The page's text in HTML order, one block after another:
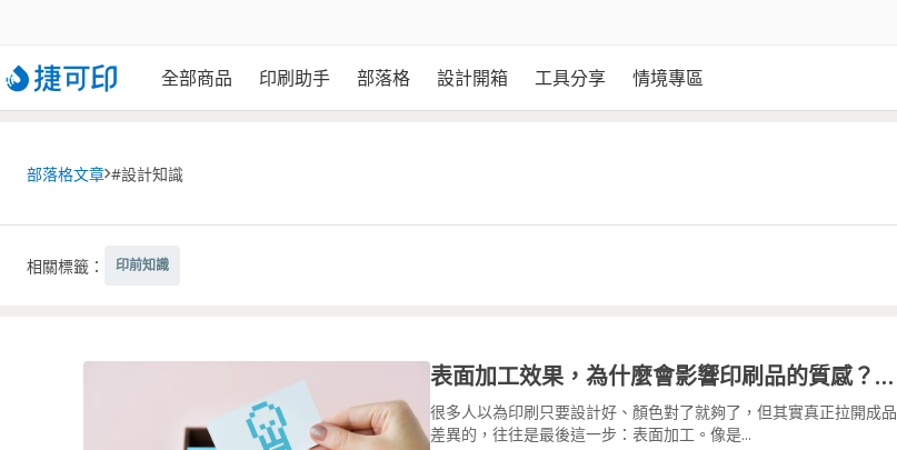
全部商品 印刷助手 部落格 設計開箱 工具分享 情境專區
部落格文章 #設計知識
相關標籤： 印前知識
表面加工效果，為什麼會影響印刷品的質感？一次看懂亮膜、霧膜、燙金怎麼選
很多人以為印刷只要設計好、顏色對了就夠了，但其實真正拉開成品
差異的，往往是最後這一步：表面加工。像是...